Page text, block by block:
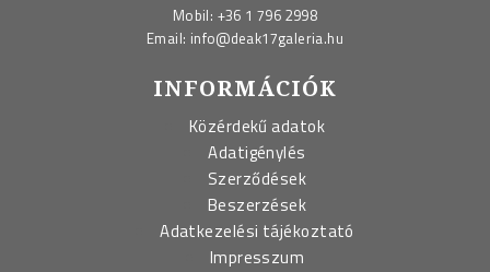
Mobil: +36 1 796 2998
Email: info@deak17galeria.hu
INFORMÁCIÓK
Közérdekű adatok
Adatigénylés
Szerződések
Beszerzések
Adatkezelési tájékoztató
Impresszum